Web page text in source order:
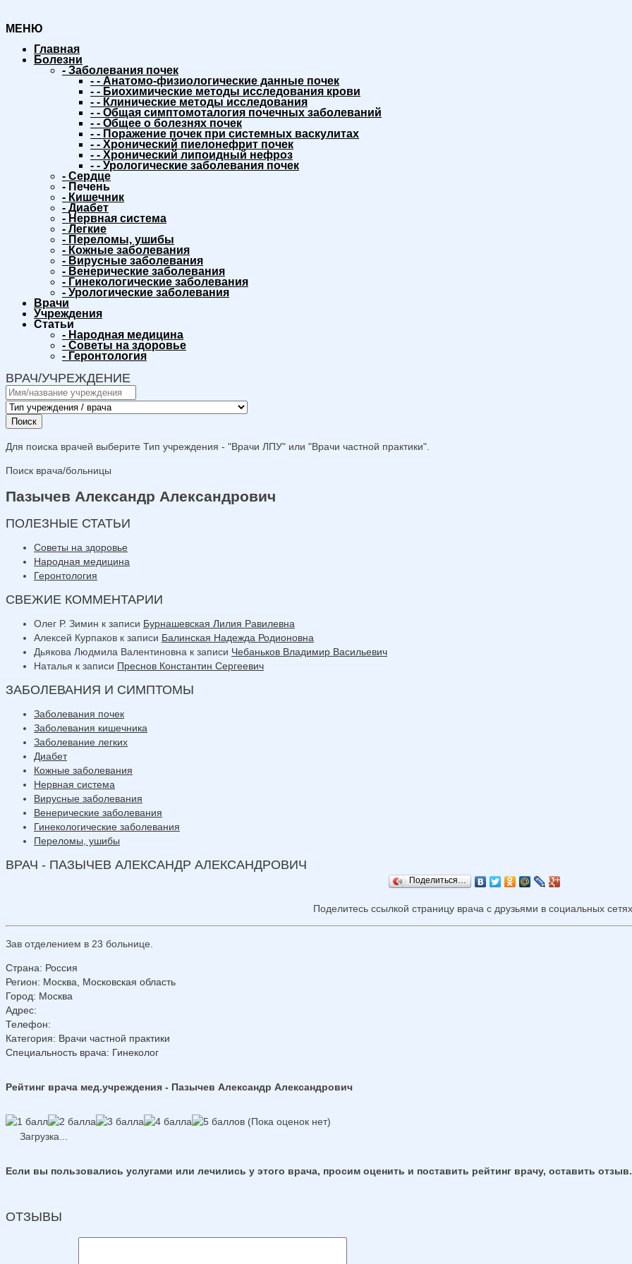
МЕНЮ
Главная
Болезни
- Заболевания почек
- - Анатомо-физиологические данные почек
- - Биохимические методы исследования крови
- - Клинические методы исследования
- - Общая симптомоталогия почечных заболеваний
- - Общее о болезнях почек
- - Поражение почек при системных васкулитах
- - Хронический пиелонефрит почек
- - Хронический липоидный нефроз
- - Урологические заболевания почек
- Сердце
- Печень
- Кишечник
- Диабет
- Нервная система
- Легкие
- Переломы, ушибы
- Кожные заболевания
- Вирусные заболевания
- Венерические заболевания
- Гинекологические заболевания
- Урологические заболевания
Врачи
Учреждения
Статьи
- Народная медицина
- Советы на здоровье
- Геронтология
ВРАЧ/УЧРЕЖДЕНИЕ
Поиск
Для поиска врачей выберите Тип учреждения - "Врачи ЛПУ" или "Врачи частной практики".
Поиск врача/больницы
Пазычев Александр Александрович
ПОЛЕЗНЫЕ СТАТЬИ
Советы на здоровье
Народная медицина
Геронтология
СВЕЖИЕ КОММЕНТАРИИ
Олег Р. Зимин к записи Бурнашевская Лилия Равилевна
Алексей Курпаков к записи Балинская Надежда Родионовна
Дьякова Людмила Валентиновна к записи Чебаньков Владимир Васильевич
Наталья к записи Преснов Константин Сергеевич
ЗАБОЛЕВАНИЯ И СИМПТОМЫ
Заболевания почек
Заболевания кишечника
Заболевание легких
Диабет
Кожные заболевания
Нервная система
Вирусные заболевания
Венерические заболевания
Гинекологические заболевания
Переломы, ушибы
ВРАЧ - ПАЗЫЧЕВ АЛЕКСАНДР АЛЕКСАНДРОВИЧ
Поделиться…
Поделитесь ссылкой страницу врача с друзьями в социальных
Зав отделением в 23 больнице.
Страна: Россия
Регион: Москва, Московская область
Город: Москва
Адрес:
Телефон:
Категория: Врачи частной практики
Специальность врача: Гинеколог
Рейтинг врача мед.учреждения - Пазычев Александр Александрович
(Пока оценок нет)
Загрузка...
Если вы пользовались услугами или лечились у этого врача, просим оценить и поставить рейтинг врачу, оставить отзыв.
ОТЗЫВЫ